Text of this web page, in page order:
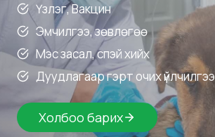
Үзлэг, Вакцин
Эмчилгээ, зөвлөгөө
Мэс засал, спэй хийх
Дуудлагаар гэрт очих үйлчилгээ
Холбоо барих